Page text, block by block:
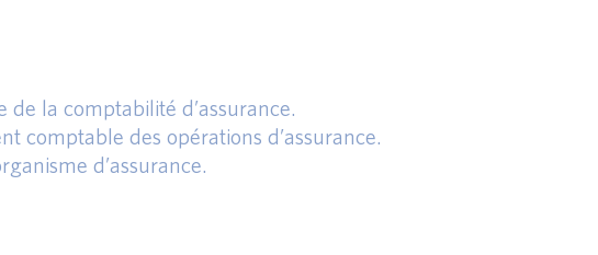
la comptabilité d’assurance.
comptable des opérations d’assurance.
d’assurance.